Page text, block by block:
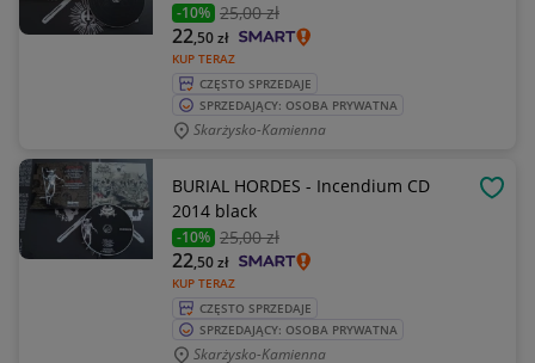
-10% 25,00 zł
KUP TERAZ
22,50zł
CZĘSTO SPRZEDAJE
SPRZEDAJĄCY: OSOBA PRYWATNA
Skarżysko-Kamienna
BURIAL HORDES - Incendium CD
2014 black
-10% 25,00 zł
KUP TERAZ
22,50zł
CZĘSTO SPRZEDAJE
SPRZEDAJĄCY: OSOBA PRYWATNA
Skarżysko-Kamienna